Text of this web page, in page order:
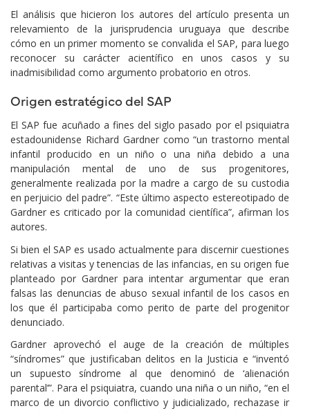
El análisis que hicieron los autores del artículo presenta un
relevamiento de la jurisprudencia uruguaya que describe
cómo en un primer momento se convalida el SAP, para luego
reconocer su carácter acientífico en unos casos y su
inadmisibilidad como argumento probatorio en otros.
Origen estratégico del SAP
El SAP fue acuñado a fines del siglo pasado por el psiquiatra
estadounidense Richard Gardner como “un trastorno mental
infantil producido en un niño o una niña debido a una
manipulación mental de uno de sus progenitores,
generalmente realizada por la madre a cargo de su custodia
en perjuicio del padre”. “Este último aspecto estereotipado de
Gardner es criticado por la comunidad científica”, afirman los
autores.
Si bien el SAP es usado actualmente para discernir cuestiones
relativas a visitas y tenencias de las infancias, en su origen fue
planteado por Gardner para intentar argumentar que eran
falsas las denuncias de abuso sexual infantil de los casos en
los que él participaba como perito de parte del progenitor
denunciado.
Gardner aprovechó el auge de la creación de múltiples
“síndromes” que justificaban delitos en la Justicia e “inventó
un supuesto síndrome al que denominó de ‘alienación
parental’”. Para el psiquiatra, cuando una niña o un niño, “en el
marco de un divorcio conflictivo y judicializado, rechazase ir